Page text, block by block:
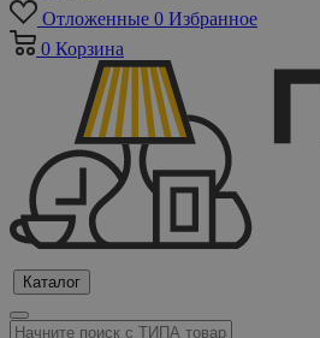
Отложенные 0 Избранное
0 Корзина
Каталог